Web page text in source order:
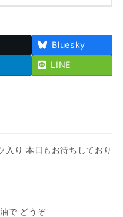
Bluesky
LINE
入り 本日もお待ちしており
で どうぞ